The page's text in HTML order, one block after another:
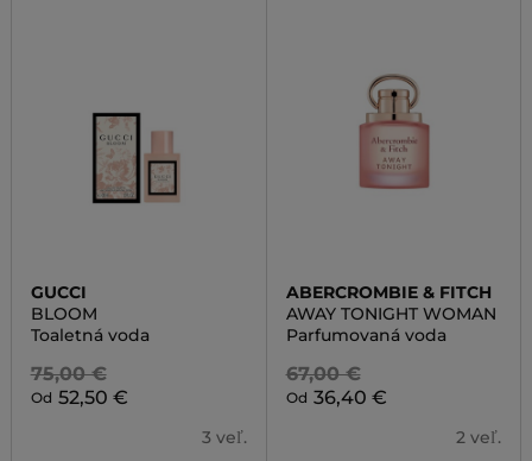
GUCCI
BLOOM
Toaletná voda
75,00 €
Od 52,50 €
3 veľ.
ABERCROMBIE & FITCH
AWAY TONIGHT WOMAN
Parfumovaná voda
67,00 €
Od 36,40 €
2 veľ.